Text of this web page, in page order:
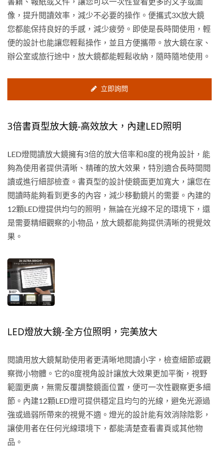
書籍、報紙或文件，讓您可以一次性查看更多的文字或圖
像，提升閱讀效率，減少不必要的操作。便攜式3X放大鏡
您都能保持良好的手感，減少疲勞。即使是長時間使用，輕
便的設計也能讓您輕鬆操作，並且方便攜帶。放大鏡在家、
辦公室或旅行途中，放大鏡都能輕鬆收納，隨時隨地使用。
立即詢問
3倍書頁型放大鏡-高效放大，內建LED照明
LED燈閱讀放大鏡擁有3倍的放大倍率和8度的視角設計，能
夠為使用者提供清晰、精確的放大效果，特別適合長時間閱
讀或進行細部檢查。書頁型的設計使鏡面更加寬大，讓您在
閱讀時能夠看到更多的內容，減少移動鏡片的需要。內建的
12顆LED燈提供均勻的照明，無論在光線不足的環境下，還
是需要精細觀察的小物品，放大鏡都能夠提供清晰的視覺效
果。
LED燈放大鏡-全方位照明，完美放大
閱讀用放大鏡幫助使用者更清晰地閱讀小字，檢查細節或觀
察微小物體。它的8度視角設計讓放大效果更加平衡，視野
範圍更廣，無需反覆調整鏡面位置，便可一次性觀察更多細
節。內建12顆LED燈可提供穩定且均勻的光線，避免光源過
強或過弱所帶來的視覺不適。燈光的設計能有效消除陰影，
讓使用者在任何光線環境下，都能清楚查看書頁或其他物
品。